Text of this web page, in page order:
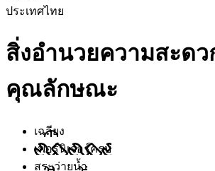
ประเทศไทย
สิ่งอำนวยความสะดว
คุณลักษณะ
เฉลียง
เฟอร์นิเจอร์ครบ
สระว่ายน้ำ